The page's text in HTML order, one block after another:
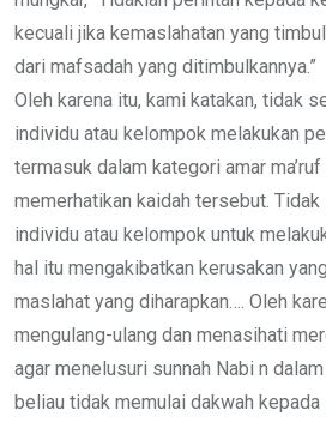
kecuali jika kemaslahatan yang
dari mafsadah yang ditimbulkannya.”
Oleh karena itu, kami katakan, tidak
individu atau kelompok melakukan
termasuk dalam kategori amar
memerhatikan kaidah tersebut.
individu atau kelompok untuk
hal itu mengakibatkan kerusakan
maslahat yang diharapkan…. Oleh
mengulang-ulang dan menasihati
agar menelusuri sunnah Nabi n
beliau tidak memulai dakwah kepada